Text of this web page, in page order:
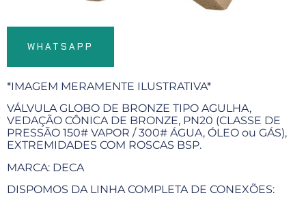
WHATSAPP
*IMAGEM MERAMENTE ILUSTRATIVA*
VÁLVULA GLOBO DE BRONZE TIPO AGULHA,
VEDAÇÃO CÔNICA DE BRONZE, PN20 (CLASSE DE
PRESSÃO 150# VAPOR / 300# ÁGUA, ÓLEO ou GÁS),
EXTREMIDADES COM ROSCAS BSP.
MARCA: DECA
DISPOMOS DA LINHA COMPLETA DE CONEXÕES: